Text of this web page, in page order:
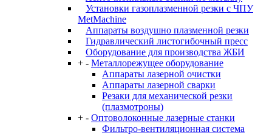
Установки газоплазменной резки с ЧПУ
MetMachine
Аппараты воздушно плазменной резки
Гидравлический листогибочный пресс
Оборудование для производства ЖБИ
+ - Металлорежущее оборудование
Аппараты лазерной очистки
Аппараты лазерной сварки
Резаки для механической резки
(плазмотроны)
+ - Оптоволоконные лазерные станки
Фильтро-вентиляционная система